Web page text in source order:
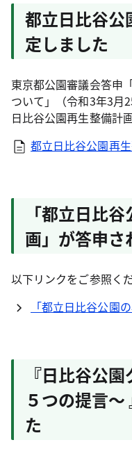
都立日比谷公
定しました
東京都公園審議会答申
ついて」（令和3年3月
日比谷公園再生整備計
都立日比谷公園再
「都立日比
画」が答申さ
以下リンクをご参照くだ
「都立日比谷公園
『日比谷公
５つの提言
た